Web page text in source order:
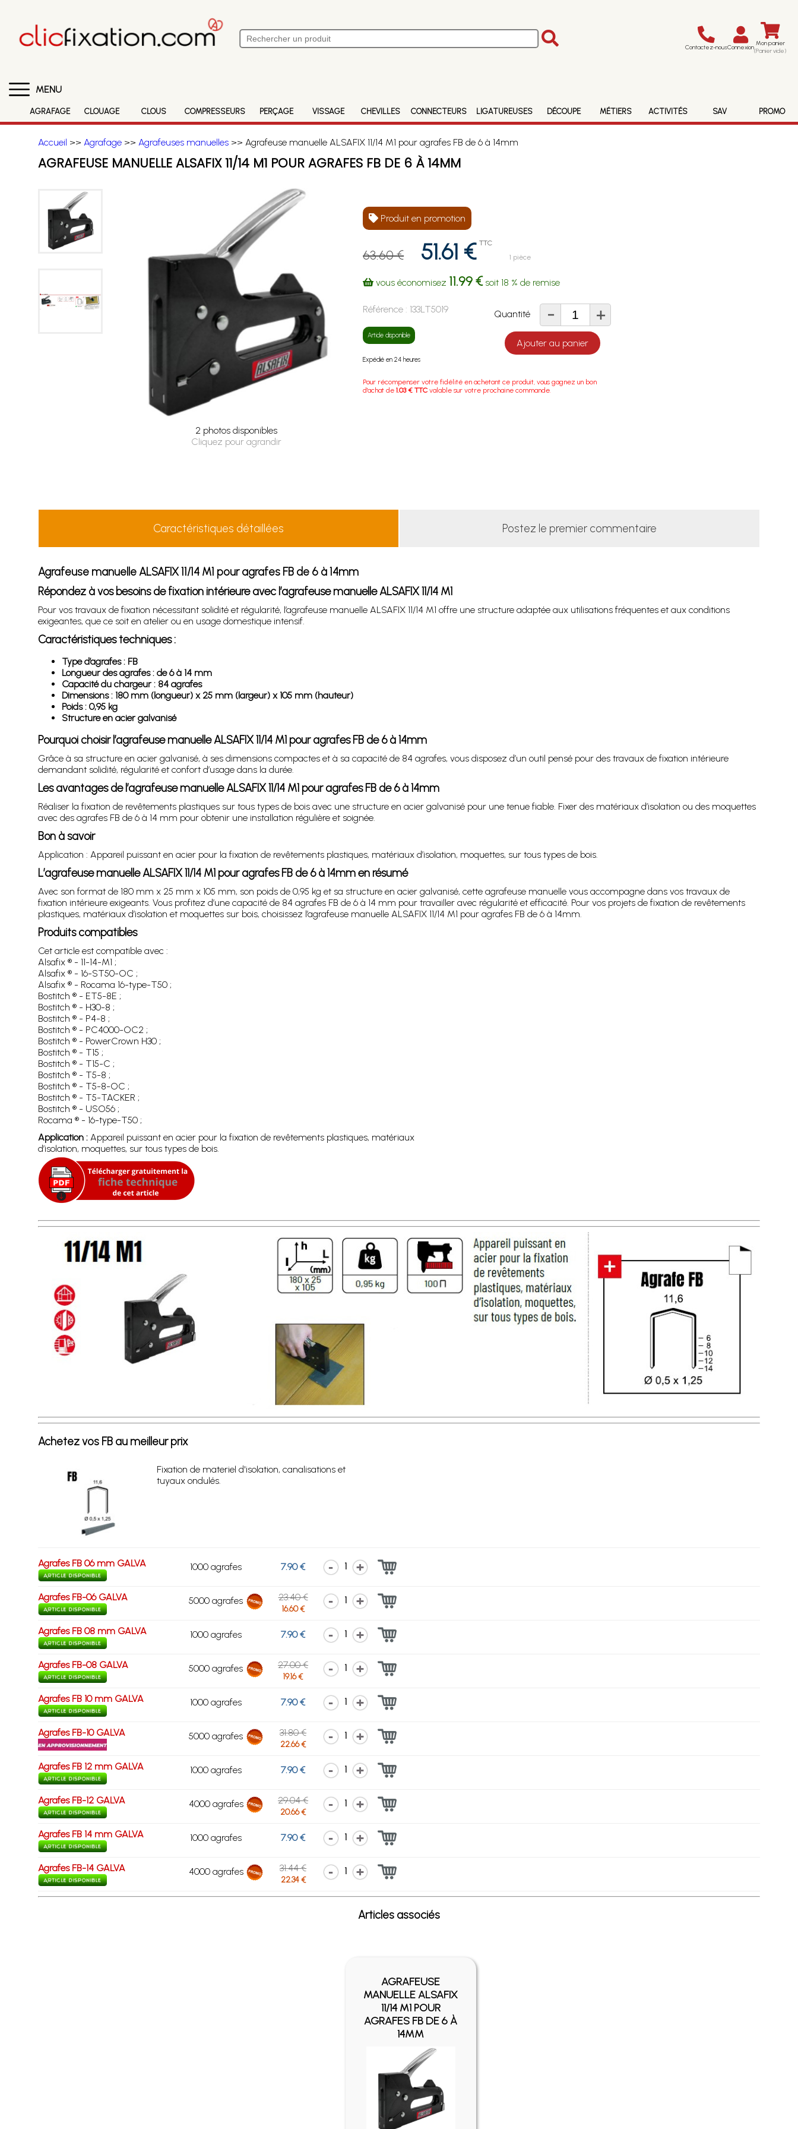
Contactez-nousConnexion Mon panier
(Panier vide)
MENU
AGRAFAGE CLOUAGE CLOUS COMPRESSEURS PERÇAGE VISSAGE CHEVILLES CONNECTEURS LIGATUREUSES DÉCOUPE MÉTIERS ACTIVITÉS SAV PROMO
Accueil >> Agrafage>> Agrafeuses manuelles>> Agrafeuse manuelle ALSAFIX 11/14 M1 pour agrafes FB de 6 à 14mm
AGRAFEUSE MANUELLE ALSAFIX 11/14 M1 POUR AGRAFES FB DE 6 À 14MM
2 photos disponibles
Cliquez pour agrandir
Produit en promotion
63.60 € 51.61 € TTC
1 pièce
vous économisez 11.99 €soit 18 % de remise
Référence : 133LT5019
Article disponible
Expédié en 24 heures
Quantité - +
Ajouter au panier
Pour récompenser votre fidélité en achetant ce produit, vous gagnez un bon
d'achat de1.03 € TTC valable sur votre prochaine commande.
Caractéristiques détaillées Postez le premier commentaire
Agrafeuse manuelle ALSAFIX 11/14 M1 pour agrafes FB de 6 à 14mm
Répondez à vos besoins de fixation intérieure avec l’agrafeuse manuelle ALSAFIX 11/14 M1
Pour vos travaux de fixation nécessitant solidité et régularité, l’agrafeuse manuelle ALSAFIX 11/14 M1 offre une structure adaptée aux utilisations fréquentes et aux conditions
exigeantes, que ce soit en atelier ou en usage domestique intensif.
Caractéristiques techniques :
Type d’agrafes : FB
Longueur des agrafes : de 6 à 14 mm
Capacité du chargeur : 84 agrafes
Dimensions : 180 mm (longueur) x 25 mm (largeur) x 105 mm (hauteur)
Poids : 0,95 kg
Structure en acier galvanisé
Pourquoi choisir l’agrafeuse manuelle ALSAFIX 11/14 M1 pour agrafes FB de 6 à 14mm
Grâce à sa structure en acier galvanisé, à ses dimensions compactes et à sa capacité de 84 agrafes, vous disposez d’un outil pensé pour des travaux de fixation intérieure
demandant solidité, régularité et confort d’usage dans la durée.
Les avantages de l’agrafeuse manuelle ALSAFIX 11/14 M1 pour agrafes FB de 6 à 14mm
Réaliser la fixation de revêtements plastiques sur tous types de bois avec une structure en acier galvanisé pour une tenue fiable. Fixer des matériaux d’isolation ou des moquettes
avec des agrafes FB de 6 à 14 mm pour obtenir une installation régulière et soignée.
Bon à savoir
Application : Appareil puissant en acier pour la fixation de revêtements plastiques, matériaux d’isolation, moquettes, sur tous types de bois.
L’agrafeuse manuelle ALSAFIX 11/14 M1 pour agrafes FB de 6 à 14mm en résumé
Avec son format de 180 mm x 25 mm x 105 mm, son poids de 0,95 kg et sa structure en acier galvanisé, cette agrafeuse manuelle vous accompagne dans vos travaux de
fixation intérieure exigeants. Vous profitez d’une capacité de 84 agrafes FB de 6 à 14 mm pour travailler avec régularité et efficacité. Pour vos projets de fixation de revêtements
plastiques, matériaux d’isolation et moquettes sur bois, choisissez l’agrafeuse manuelle ALSAFIX 11/14 M1 pour agrafes FB de 6 à 14mm.
Produits compatibles
Cet article est compatible avec :
Alsafix ® - 11-14-M1 ;
Alsafix ® - 16-ST50-OC ;
Alsafix ® - Rocama 16-type-T50 ;
Bostitch ® - ET5-8E ;
Bostitch ® - H30-8 ;
Bostitch ® - P4-8 ;
Bostitch ® - PC4000-OC2 ;
Bostitch ® - PowerCrown H30 ;
Bostitch ® - T15 ;
Bostitch ® - T15-C ;
Bostitch ® - T5-8 ;
Bostitch ® - T5-8-OC ;
Bostitch ® - T5-TACKER ;
Bostitch ® - USO56 ;
Rocama ® - 16-type-T50 ;
Application :Appareil puissant en acier pour la fixation de revêtements plastiques, matériaux
d’isolation, moquettes, sur tous types de bois.
Achetez vos FB au meilleur prix
Fixation de materiel d'isolation, canalisations et
tuyaux ondulés.
Agrafes FB 06 mm GALVA 1000 agrafes 7.90 € 1
Agrafes FB-06 GALVA 5000 agrafes 23.40 €
16.60 €
1
Agrafes FB 08 mm GALVA 1000 agrafes 7.90 € 1
Agrafes FB-08 GALVA 5000 agrafes 27.00 €
19.16 €
1
Agrafes FB 10 mm GALVA 1000 agrafes 7.90 € 1
Agrafes FB-10 GALVA 5000 agrafes 31.80 €
22.66 €
1
Agrafes FB 12 mm GALVA 1000 agrafes 7.90 € 1
Agrafes FB-12 GALVA 4000 agrafes 29.04 €
20.66 €
1
Agrafes FB 14 mm GALVA 1000 agrafes 7.90 € 1
Agrafes FB-14 GALVA 4000 agrafes 31.44 €
22.34 €
1
Articles associés
AGRAFEUSE
MANUELLE ALSAFIX
11/14 M1 POUR
AGRAFES FB DE 6 À
14MM